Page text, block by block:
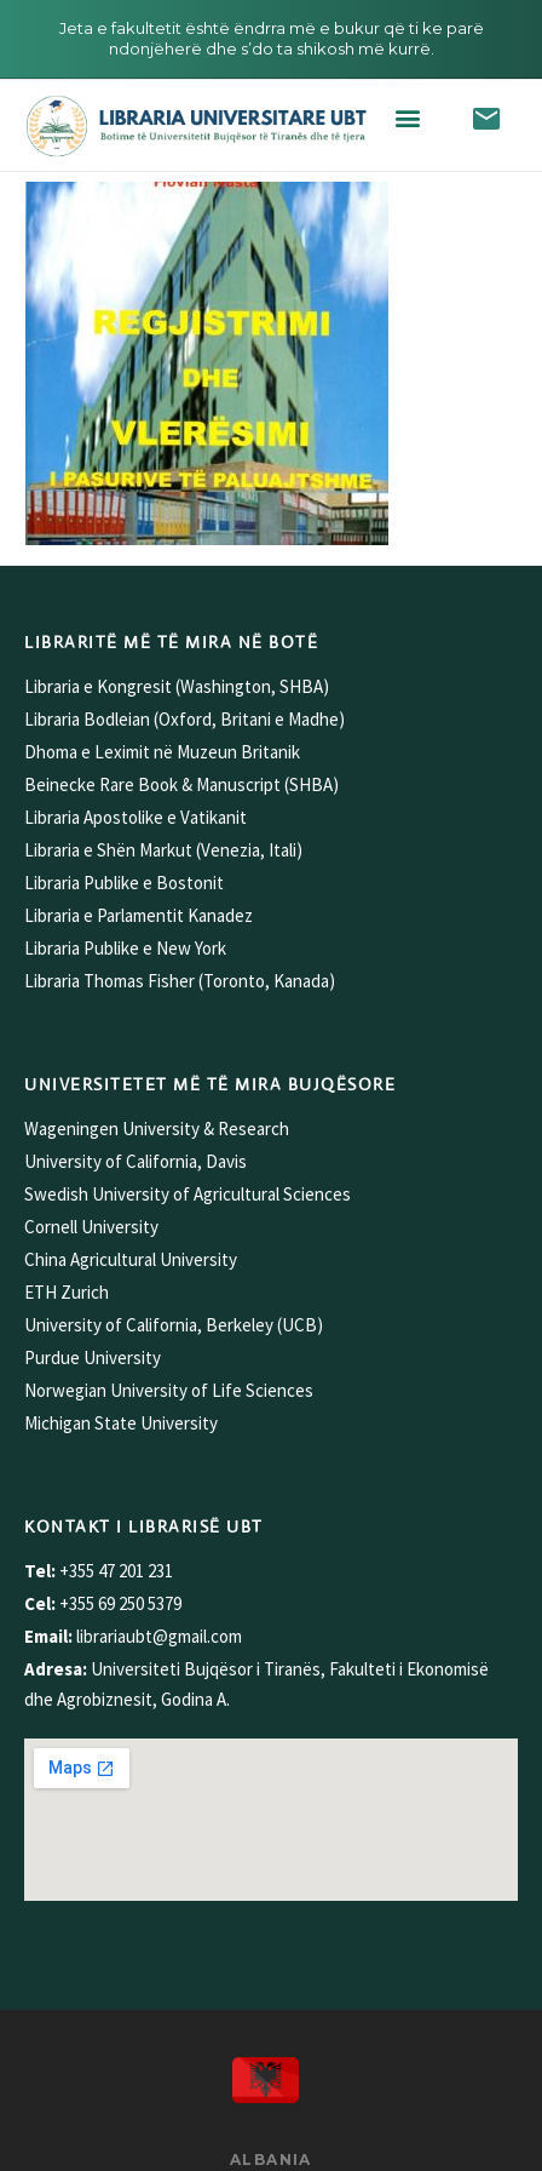
Jeta e fakultetit është ëndrra më e bukur që ti ke parë
ndonjëherë dhe s’do ta shikosh më kurrë.
LIBRARITË MË TË MIRA NË BOTË
Libraria e Kongresit (Washington, SHBA)
Libraria Bodleian (Oxford, Britani e Madhe)
Dhoma e Leximit në Muzeun Britanik
Beinecke Rare Book & Manuscript (SHBA)
Libraria Apostolike e Vatikanit
Libraria e Shën Markut (Venezia, Itali)
Libraria Publike e Bostonit
Libraria e Parlamentit Kanadez
Libraria Publike e New York
Libraria Thomas Fisher (Toronto, Kanada)
UNIVERSITETET MË TË MIRA BUJQËSORE
Wageningen University & Research
University of California, Davis
Swedish University of Agricultural Sciences
Cornell University
China Agricultural University
ETH Zurich
University of California, Berkeley (UCB)
Purdue University
Norwegian University of Life Sciences
Michigan State University
KONTAKT I LIBRARISË UBT
Tel: +355 47 201 231
Cel: +355 69 250 5379
Email:librariaubt@gmail.com
Adresa: Universiteti Bujqësor i Tiranës, Fakulteti i Ekonomisë
dhe Agrobiznesit, Godina A.
ALBANIA